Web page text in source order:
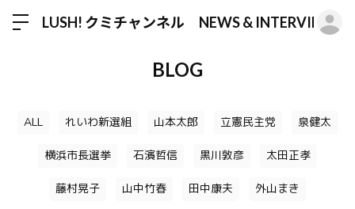
LUSH! クミチャンネル NEWS & INTERVIEW
BLOG
ALL れいわ新選組 山本太郎 立憲民主党 泉健太
横浜市長選挙 石濱哲信 黒川敦彦 太田正孝
藤村晃子 山中竹春 田中康夫 外山まき